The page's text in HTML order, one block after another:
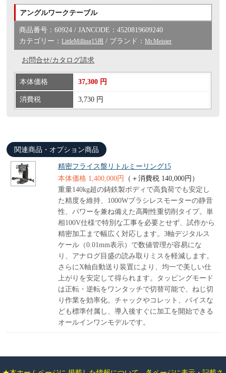
アングルワークテーブル
商品番号：60924 / JANCODE：4520819609240
カテゴリー：LittleMilling15用 / ブランド：Mr.Meister
お問合せ/カタログ請求
本体価格 37,300 円
消費税 3,730 円
関連商品・オプション商品
精密フライス盤リトルミーリング15
本体価格 1,400,000円
（＋消費税 140,000円）
重量140kg超の鋳鉄製ボディで高負荷でも安定し
た精度を維持、1000Wブラシレスモーターの静音
性、パワーを兼ね備えた高剛性重切削タイプ。単
相100V仕様で特別な工事を必要とせず、試作から
精密加工まで幅広く対応します。3軸デジタルス
ケール（0.01mm表示）で数値管理が容易にな
り、アナログ目盛の読み取りミスを軽減します。
さらにX軸自動送り装置により、均一で美しい仕
上がりを安定して得られます。タッピングモード
は正転・逆転をワンタッチで切替可能で、ねじ切
り作業を効率化。チャックやコレット、バイスな
ども標準付属し、導入後すぐに加工を開始できる
オールインワンモデルです。